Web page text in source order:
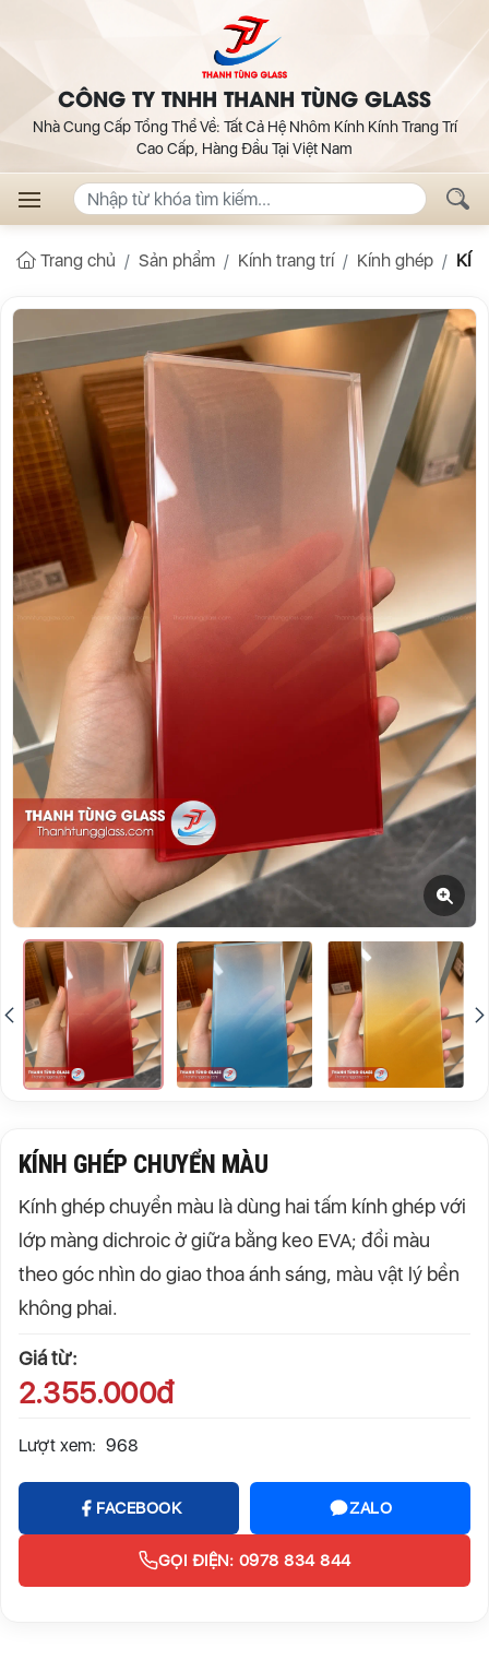
CÔNG TY TNHH THANH TÙNG GLASS
Nhà Cung Cấp Tổng Thể Về: Tất Cả Hệ Nhôm Kính Kính Trang Trí
Cao Cấp, Hàng Đầu Tại Việt Nam
Trang chủ Sản phẩm Kính trang trí Kính ghép
KÍNH GHÉP CHUYỂN MÀU
Kính ghép chuyển màu là dùng hai tấm kính ghép với
lớp màng dichroic ở giữa bằng keo EVA; đổi màu
theo góc nhìn do giao thoa ánh sáng, màu vật lý bền
không phai.
Giá từ:
2.355.000đ
Lượt xem: 968
FACEBOOK ZALO
GỌI ĐIỆN: 0978 834 844